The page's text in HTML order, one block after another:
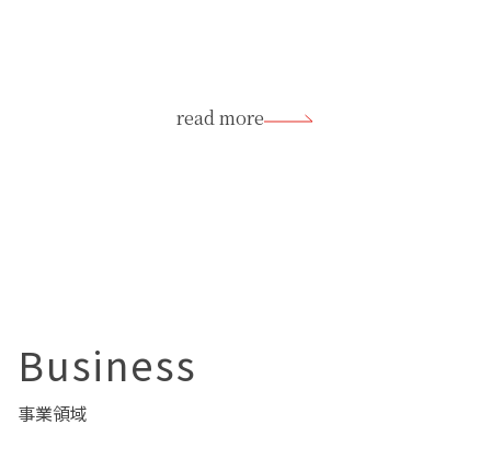
read more
Business
事業領域